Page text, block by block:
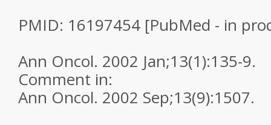
PMID: 16197454 [PubMed - in
Ann Oncol. 2002 Jan;13(1):135-9.
Comment in:
Ann Oncol. 2002 Sep;13(9):1507.